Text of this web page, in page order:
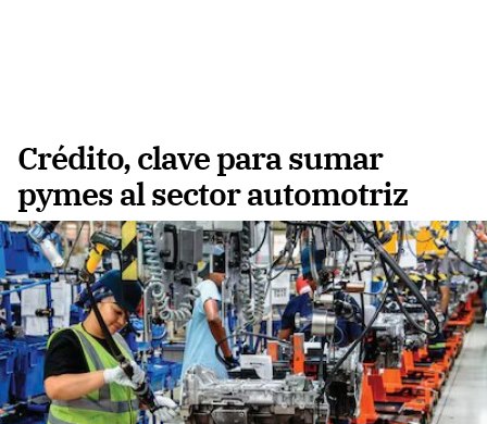
Crédito, clave para sumar
pymes al sector automotriz